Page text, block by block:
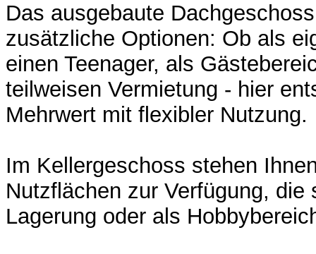
Das ausgebaute
zusätzliche Optionen: Ob als
einen Teenager, als
teilweisen Vermietung - hier
Mehrwert mit flexibler Nutzung.
Im Kellergeschoss stehen
Nutzflächen zur Verfügung, die
Lagerung oder als